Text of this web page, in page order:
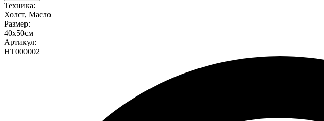
Техника:
Холст, Масло
Размер:
40х50см
Артикул:
НТ000002